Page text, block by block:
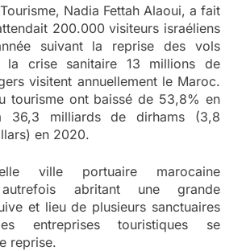
Nadia Fettah Alaoui, a fait
200.000 visiteurs israéliens
suivant la reprise des vols
la crise sanitaire 13 millions de
visitent annuellement le Maroc.
tourisme ont baissé de 53,8% en
à 36,3 milliards de dirhams (3,8
en 2020.
ville portuaire marocaine
autrefois abritant une grande
et lieu de plusieurs sanctuaires
entreprises touristiques se
reprise.